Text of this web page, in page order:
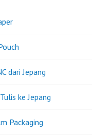
dari Jepang
ke Jepang
Packaging